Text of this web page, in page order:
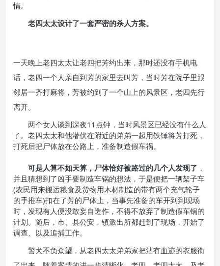
情。
老四太太设计了一套严密的杀人方案。
一天晚上老四太太让老四把芳约出来，那时还没有手机电
话，老四一个人亲自到芳的家里去叫芳，当时芳在院子里跟
邻居一齐打麻将，芳被约到了一个山上的风景区，老四先行
离开。
两个女人谈到深夜11点钟，当时风景区已经没有什么人
了。老四太太和他潜伏在附近的弟弟一起用铁锤将芳打死，
打死后把尸体放在公路上，准备制造假车祸。
可是人算不如天算，尸体恰好被路过的几个人发现了 ，
并且猜想到了凶手要制造车锅的想法，于是便把一辆架子车
(农民用来搬运粮食及货物用木材制造的带有两个充气轮子
的手推车)扣在了芳的尸体上，当事先准备的车开到到现场
时，发现有人便没敢妄自造作，不得不放弃了制造假车锅的
计划。随后，市、县公安，镇派出所都赶到了现场，开始了
调查、以及追捕工作。
警犬不负众望，从老四太太弟弟家把沾有血迹的衣服衔